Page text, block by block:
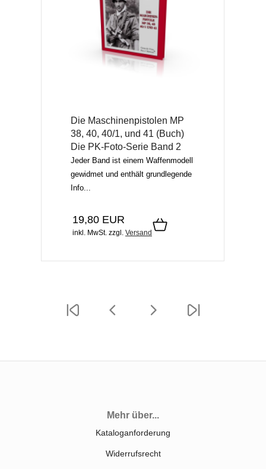
Die Maschinenpistolen MP
38, 40, 40/1, und 41 (Buch)
Die PK-Foto-Serie Band 2
Jeder Band ist einem Waffenmodell
gewidmet und enthält grundlegende
Info...
19,80 EUR
inkl. MwSt. zzgl. Versand
Mehr über...
Kataloganforderung
Widerrufsrecht